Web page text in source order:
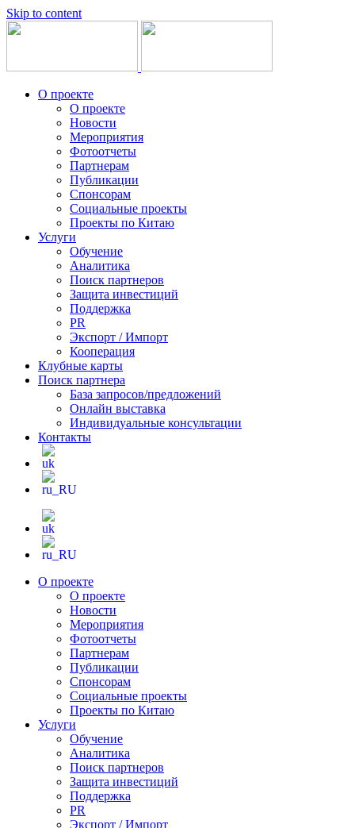
Skip to content
О проекте
О проекте
Новости
Мероприятия
Фотоотчеты
Партнерам
Публикации
Спонсорам
Социальные проекты
Проекты по Китаю
Услуги
Обучение
Аналитика
Поиск партнеров
Защита инвестиций
Поддержка
PR
Экспорт / Импорт
Кооперация
Клубные карты
Поиск партнера
База запросов/предложений
Онлайн выставка
Индивидуальные консультации
Контакты
О проекте
О проекте
Новости
Мероприятия
Фотоотчеты
Партнерам
Публикации
Спонсорам
Социальные проекты
Проекты по Китаю
Услуги
Обучение
Аналитика
Поиск партнеров
Защита инвестиций
Поддержка
PR
Экспорт / Импорт